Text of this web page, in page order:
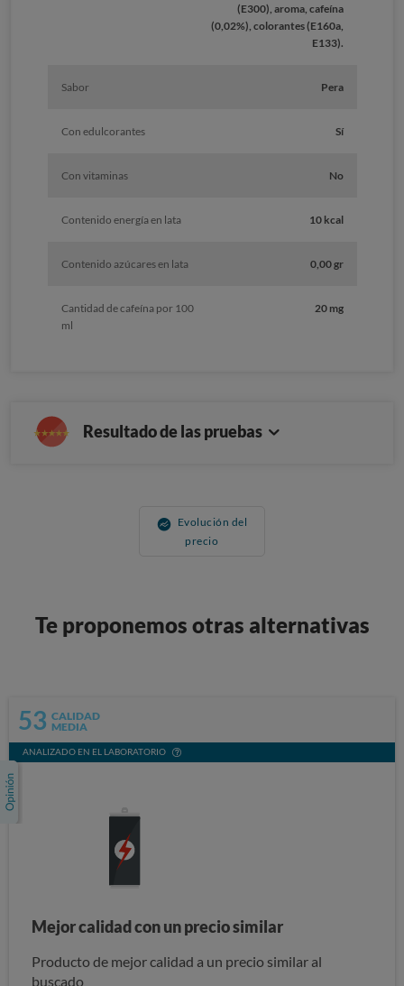
(E300), aroma, cafeína
(0,02%), colorantes (E160a,
E133).
Sabor Pera
Con edulcorantes Sí
Con vitaminas No
Contenido energía en lata 10 kcal
Contenido azúcares en lata 0,00 gr
Cantidad de cafeína por 100
ml
20 mg
Resultado de las pruebas
Evolución del
precio
Te proponemos otras alternativas
53 CALIDAD
MEDIA
ANALIZADO EN EL LABORATORIO
Mejor calidad con un precio similar
Producto de mejor calidad a un precio similar al
buscado